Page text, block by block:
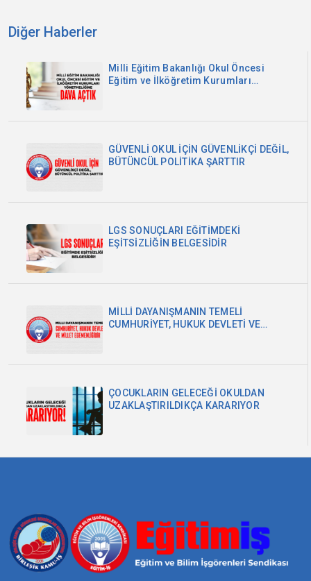
Diğer Haberler
Milli Eğitim Bakanlığı Okul Öncesi
Eğitim ve İlköğretim Kurumları
GÜVENLİ OKUL İÇİN GÜVENLİKÇİ DEĞİL,
BÜTÜNCÜL POLİTİKA ŞARTTIR
LGS SONUÇLARI EĞİTİMDEKİ
EŞİTSİZLİĞİN BELGESİDİR
MİLLİ DAYANIŞMANIN TEMELİ
CUMHURİYET, HUKUK DEVLETİ VE
ÇOCUKLARIN GELECEĞİ OKULDAN
UZAKLAŞTIRILDIKÇA KARARIYOR